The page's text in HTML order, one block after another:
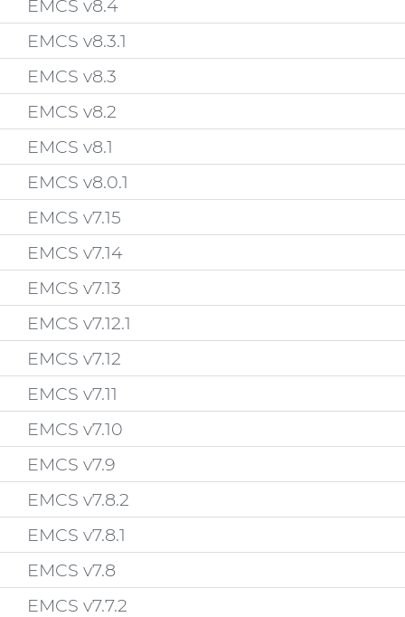
EMCS v8.4
EMCS v8.3.1
EMCS v8.3
EMCS v8.2
EMCS v8.1
EMCS v8.0.1
EMCS v7.15
EMCS v7.14
EMCS v7.13
EMCS v7.12.1
EMCS v7.12
EMCS v7.11
EMCS v7.10
EMCS v7.9
EMCS v7.8.2
EMCS v7.8.1
EMCS v7.8
EMCS v7.7.2